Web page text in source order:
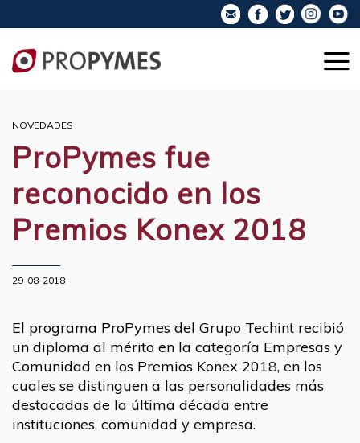
NOVEDADES
ProPymes fue
reconocido en los
Premios Konex 2018
29-08-2018
El programa ProPymes del Grupo Techint recibió
un diploma al mérito en la categoría Empresas y
Comunidad en los Premios Konex 2018, en los
cuales se distinguen a las personalidades más
destacadas de la última década entre
instituciones, comunidad y empresa.